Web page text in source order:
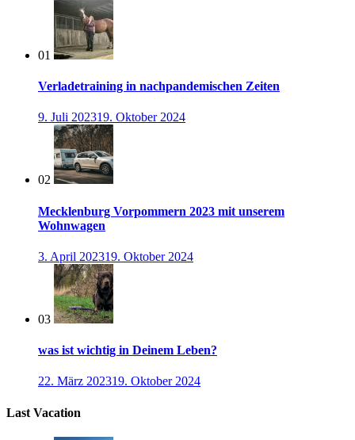
01
Verladetraining in nachpandemischen Zeiten
9. Juli 202319. Oktober 2024
02
Mecklenburg Vorpommern 2023 mit unserem
Wohnwagen
3. April 202319. Oktober 2024
03
was ist wichtig in Deinem Leben?
22. März 202319. Oktober 2024
Last Vacation